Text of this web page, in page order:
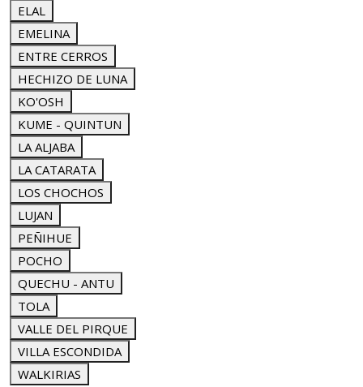
ELAL
EMELINA
ENTRE CERROS
HECHIZO DE LUNA
KO'OSH
KUME - QUINTUN
LA ALJABA
LA CATARATA
LOS CHOCHOS
LUJAN
PEÑIHUE
POCHO
QUECHU - ANTU
TOLA
VALLE DEL PIRQUE
VILLA ESCONDIDA
WALKIRIAS